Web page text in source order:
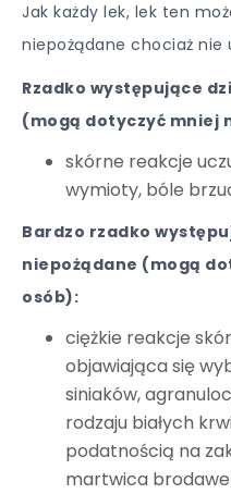
Jak każdy lek, lek ten
niepożądane chociaż nie
Rzadko występujące
(mogą dotyczyć mniej
skórne reakcje
wymioty, bóle
Bardzo rzadko
niepożądane (mogą
osób):
ciężkie reakcje
objawiająca się
siniaków,
rodzaju białych
podatnością na
martwica